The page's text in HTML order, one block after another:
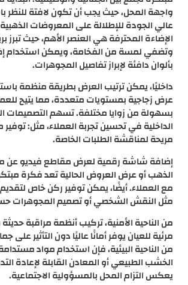
واجهة المحل، حيث يجب أن تكون لافتة للنظر
عالي الجودة للإطلالة على المعروضات
الإضاءة المحترفة هي العنصر الأهم، حيث تبرز
بألوان دافئة لإبراز تفاصيل المجوهرات.
داخليًا، يمكن ترتيب العرض بطريقة منظمة
عرض زجاجية بمستويات متعددة، مما يتيح
بسهولة من زوايا مختلفة. تسهم التصميمات
الداخلية في تحسين تجربة العملاء، مثل:
مريحة لمناقشة الطلبات الخاصة.
إضافة شاشة رقمية لعرض مقاطع فيديو عن
الذهب أو عرض العروض الحالية تعد فكرة
مع العملاء. أيضًا، يمكن توفير ركن خاص
مثل النقش الشخصي أو تصميم المجوهرات
من الناحية الأمنية، تركيب أنظمة مراقبة
مرئية للعيان يوفر أمانًا عاليًا دون التأثير على
من الناحية البيئية، فإن استخدام مواد
الخشب الطبيعي أو المعادن القابلة لإعادة
يعكس التزام المحل بالمسؤولية الاجتماعية.